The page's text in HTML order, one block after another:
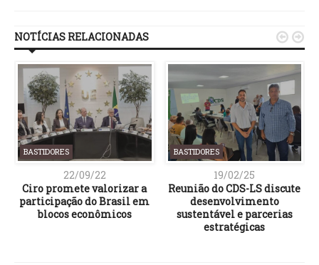
NOTÍCIAS RELACIONADAS
BASTIDORES
22/09/22
Ciro promete valorizar a
participação do Brasil em
blocos econômicos
BASTIDORES
19/02/25
Reunião do CDS-LS discute
desenvolvimento
sustentável e parcerias
estratégicas
 